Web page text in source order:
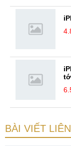
BÀI VIẾT